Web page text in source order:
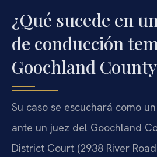
¿Qué sucede en
de conducción
Goochland
Su caso se escuchará como
ante un juez del Goochland
District Court (2938 River